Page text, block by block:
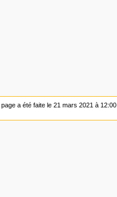
a été faite le 21 mars 2021 à 12:00.